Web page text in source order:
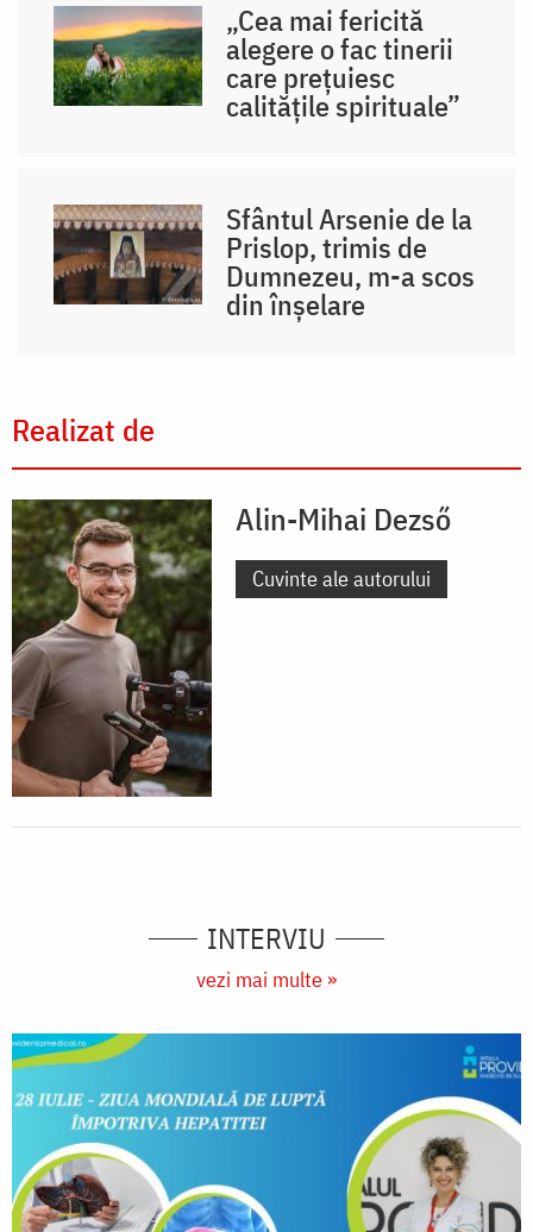
„Cea mai fericită
alegere o fac tinerii
care prețuiesc
calitățile spirituale”
Sfântul Arsenie de la
Prislop, trimis de
Dumnezeu, m-a scos
din înșelare
Realizat de
Alin-Mihai Dezső
Cuvinte ale autorului
INTERVIU
vezi mai multe »